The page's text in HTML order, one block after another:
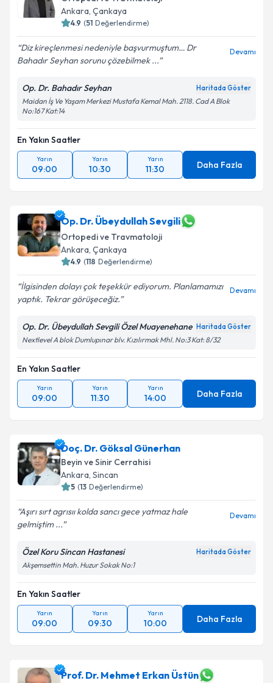
Ankara, Çankaya
4.9 (51 Değerlendirme)
Diz kireçlenmesi nedeniyle başvurmuştum… Dr
Bahadır Seyhan sorunu çözebilmek ...
Devamı
Op. Dr. Bahadır Seyhan Haritada Göster
Maidan İş Ve Yaşam Merkezi Mustafa Kemal Mah. 2118. Cad A Blok
No:167 Kat:14
En Yakın Saatler
Yarın
09:00
Yarın
10:30
Yarın
11:30 Daha Fazla
Op. Dr. Übeydullah Sevgili
Ortopedi ve Travmatoloji
Ankara, Çankaya
4.9 (118 Değerlendirme)
İlgisinden dolayı çok teşekkür ediyorum. Planlamamızı
yaptık. Tekrar görüşeceğiz.
Devamı
Op. Dr. Übeydullah Sevgili Özel Muayenehane Haritada Göster
Nextlevel A blok Dumlupınar blv. Kızılırmak Mhl. No:3 Kat: 8/32
En Yakın Saatler
Yarın
09:00
Yarın
11:30
Yarın
14:00 Daha Fazla
Doç. Dr. Göksal Günerhan
Beyin ve Sinir Cerrahisi
Ankara, Sincan
5 (13 Değerlendirme)
Aşırı sırt agrısıı kolda sancı gece yatmaz hale
gelmiştim ...
Devamı
Özel Koru Sincan Hastanesi Haritada Göster
Akşemsettin Mah. Huzur Sokak No:1
En Yakın Saatler
Yarın
09:00
Yarın
09:30
Yarın
10:00 Daha Fazla
Prof. Dr. Mehmet Erkan Üstün